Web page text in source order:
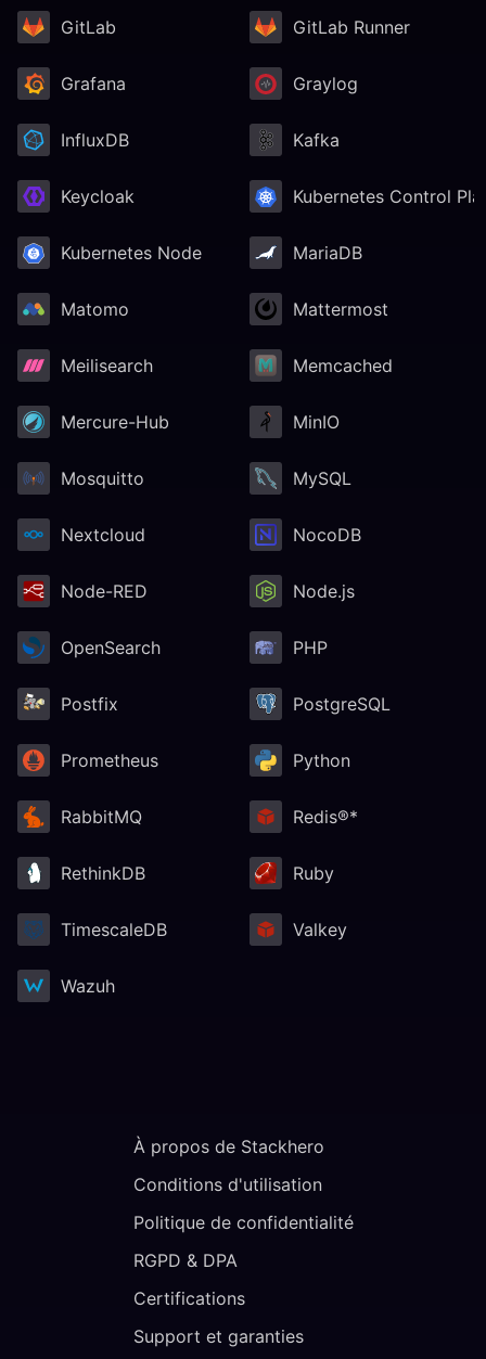
GitLab GitLab Runner
Grafana Graylog
InfluxDB Kafka
Keycloak Kubernetes Control
Kubernetes Node MariaDB
Matomo Mattermost
Meilisearch Memcached
Mercure-Hub MinIO
Mosquitto MySQL
Nextcloud NocoDB
Node-RED Node.js
OpenSearch PHP
Postfix PostgreSQL
Prometheus Python
RabbitMQ Redis®*
RethinkDB Ruby
TimescaleDB Valkey
Wazuh
À propos de Stackhero
Conditions d'utilisation
Politique de confidentialité
RGPD & DPA
Certifications
Support et garanties